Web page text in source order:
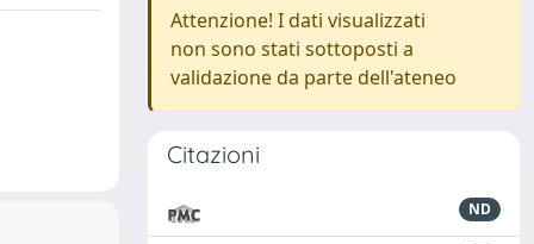
Attenzione! I dati visualizzati
non sono stati sottoposti a
validazione da parte dell'ateneo
Citazioni
ND